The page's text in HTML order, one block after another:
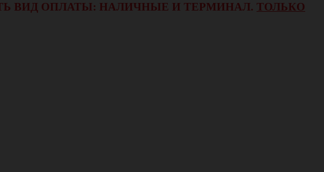
ВИД ОПЛАТЫ: НАЛИЧНЫЕ И ТЕРМИНАЛ. ТОЛЬКО